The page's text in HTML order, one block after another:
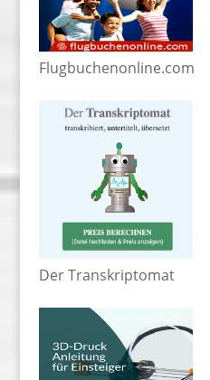
Flugbuchenonline.com
Der Transkriptomat